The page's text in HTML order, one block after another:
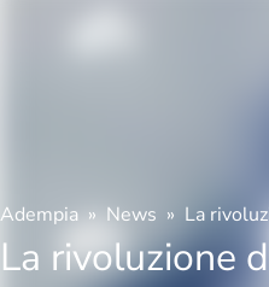
Adempia News La
La rivoluzione